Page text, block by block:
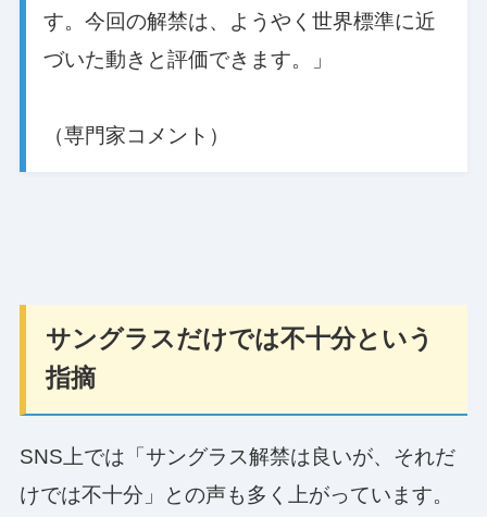
す。今回の解禁は、ようやく世界標準に近
づいた動きと評価できます。」
（専門家コメント）
サングラスだけでは不十分という
指摘
SNS上では「サングラス解禁は良いが、それだ
けでは不十分」との声も多く上がっています。